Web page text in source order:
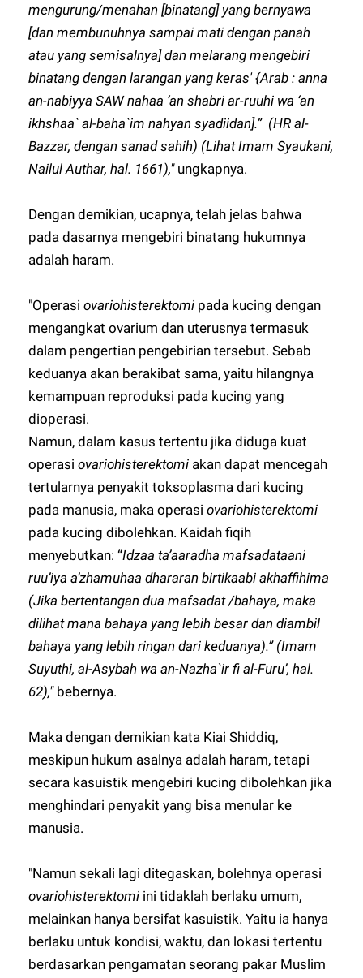
mengurung/menahan [binatang] yang bernyawa
[dan membunuhnya sampai mati dengan panah
atau yang semisalnya] dan melarang mengebiri
binatang dengan larangan yang keras' {Arab : anna
an-nabiyya SAW nahaa ‘an shabri ar-ruuhi wa ‘an
ikhshaa` al-baha`im nahyan syadiidan].” (HR al-
Bazzar, dengan sanad sahih) (Lihat Imam Syaukani,
Nailul Authar, hal. 1661)," ungkapnya.
Dengan demikian, ucapnya, telah jelas bahwa
pada dasarnya mengebiri binatang hukumnya
adalah haram.
"Operasiovariohisterektomi pada kucing dengan
mengangkat ovarium dan uterusnya termasuk
dalam pengertian pengebirian tersebut. Sebab
keduanya akan berakibat sama, yaitu hilangnya
kemampuan reproduksi pada kucing yang
dioperasi.
Namun, dalam kasus tertentu jika diduga kuat
operasiovariohisterektomi akan dapat mencegah
tertularnya penyakit toksoplasma dari kucing
pada manusia, maka operasiovariohisterektomi
pada kucing dibolehkan. Kaidah fiqih
menyebutkan: “Idzaa ta’aaradha mafsadataani
ruu’iya a’zhamuhaa dhararan birtikaabi akhaffihima
(Jika bertentangan dua mafsadat /bahaya, maka
dilihat mana bahaya yang lebih besar dan diambil
bahaya yang lebih ringan dari keduanya).” (Imam
Suyuthi, al-Asybah wa an-Nazha`ir fi al-Furu’, hal.
62),"bebernya.
Maka dengan demikian kata Kiai Shiddiq,
meskipun hukum asalnya adalah haram, tetapi
secara kasuistik mengebiri kucing dibolehkan jika
menghindari penyakit yang bisa menular ke
manusia.
"Namun sekali lagi ditegaskan, bolehnya operasi
ovariohisterektomi ini tidaklah berlaku umum,
melainkan hanya bersifat kasuistik. Yaitu ia hanya
berlaku untuk kondisi, waktu, dan lokasi tertentu
berdasarkan pengamatan seorang pakar Muslim